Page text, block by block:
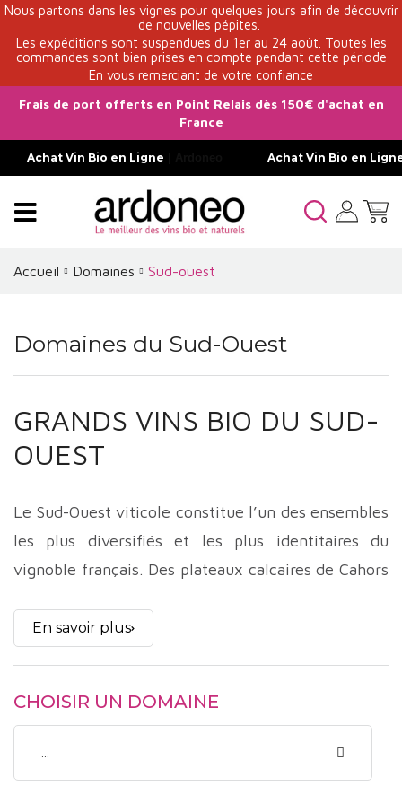
Nous partons dans les vignes pour quelques jours afin de découvrir
de nouvelles pépites.
Les expéditions sont suspendues du 1er au 24 août. Toutes les
commandes sont bien prises en compte pendant cette période
En vous remerciant de votre confiance
Frais de port offerts en Point Relais dès 150€ d'achat en
France
Achat Vin Bio en Ligne Achat Vin Bio en
Accueil Domaines Sud-ouest
Domaines du Sud-Ouest
GRANDS VINS BIO DU SUD-
OUEST
Le Sud-Ouest viticole constitue l’un des ensembles
les plus diversifiés et les plus identitaires du
vignoble français. Des plateaux calcaires de Cahors
coteaux de Bergerac aux pentes abruptes
personnalité de terroir. Malbec, Tannat, Petit et
En savoir plus
CHOISIR UN DOMAINE
...